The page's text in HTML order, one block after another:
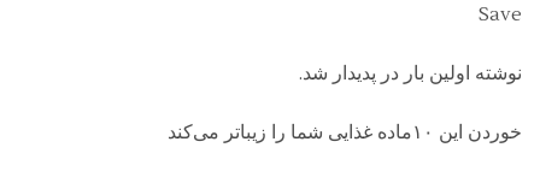
Save
نوشته اولین بار در پدیدار شد.
خوردن این ۱۰ماده غذایی شما را زیباتر می‌کند